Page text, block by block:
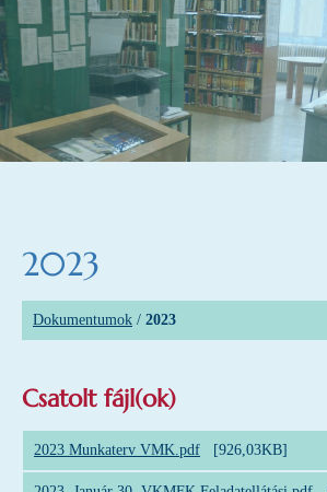
2023
Dokumentumok / 2023
Csatolt fájl(ok)
2023 Munkaterv VMK.pdf [926,03KB]